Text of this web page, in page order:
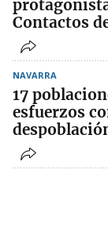
Contactos
NAVARRA
17
esfuerzos